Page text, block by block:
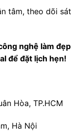
tâm, theo dõi sát
nghệ làm đẹp
để đặt lịch hẹn!
Hòa, TP.HCM
Hà Nội